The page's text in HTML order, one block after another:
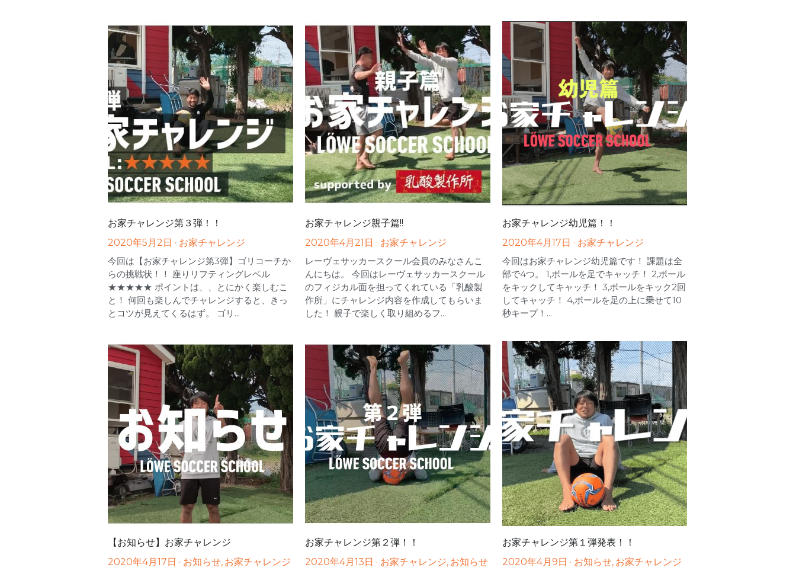
お家チャレンジ第３弾！！
2020年5月2日 · お家チャレンジ
今回は【お家チャレンジ第3弾】ゴリコーチか
らの挑戦状！！ 座りリフティングレベル
★★★★★ ポイントは、、とにかく楽しむこ
と！ 何回も楽しんでチャレンジすると、きっ
とコツが見えてくるはず。 ゴリ...
お家チャレンジ親子篇!!
2020年4月21日 · お家チャレンジ
レーヴェサッカースクール会員のみなさんこ
んにちは。 今回はレーヴェサッカースクール
のフィジカル面を担ってくれている「乳酸製
作所」にチャレンジ内容を作成してもらいま
した！ 親子で楽しく取り組めるフ...
お家チャレンジ幼児篇！！
2020年4月17日 · お家チャレンジ
今回はお家チャレンジ幼児篇です！ 課題は全
部で4つ。 1,ボールを足でキャッチ！ 2,ボール
をキックしてキャッチ！ 3,ボールをキック2回
してキャッチ！ 4,ボールを足の上に乗せて10
秒キープ！...
【お知らせ】お家チャレンジ
2020年4月17日 · お知らせ, お家チャレンジ
お家チャレンジ第２弾！！
2020年4月13日 · お家チャレンジ, お知らせ
お家チャレンジ第１弾発表！！
2020年4月9日 · お知らせ, お家チャレンジ